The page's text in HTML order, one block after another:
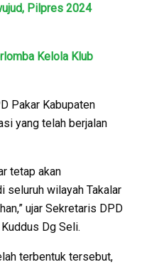
Pilpres 2024
Kelola Klub
Pakar Kabupaten
yang telah berjalan
tetap akan
seluruh wilayah Takalar
ujar Sekretaris DPD
Dg Seli.
terbentuk tersebut,